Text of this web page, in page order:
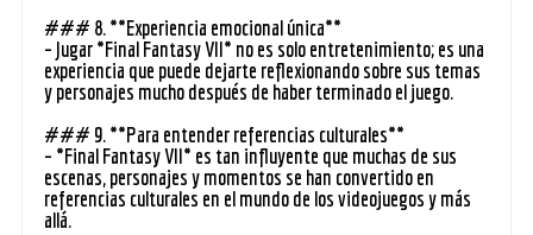
### 8. **Experiencia emocional única**
– Jugar *Final Fantasy VII* no es solo entretenimiento; es una
experiencia que puede dejarte reflexionando sobre sus temas
y personajes mucho después de haber terminado el juego.
### 9. **Para entender referencias culturales**
– *Final Fantasy VII* es tan influyente que muchas de sus
escenas, personajes y momentos se han convertido en
referencias culturales en el mundo de los videojuegos y más
allá.